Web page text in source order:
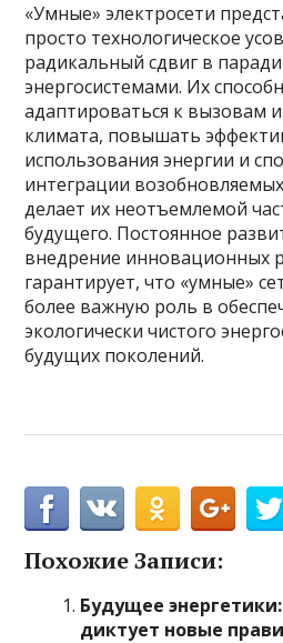
«Умные» электросети
просто технологическое
радикальный сдвиг в
энергосистемами. Их
адаптироваться к вызовам
климата, повышать
использования энергии и
интеграции
делает их неотъемлемой
будущего. Постоянное
внедрение инновационных
гарантирует, что «умные»
более важную роль в
экологически чистого
будущих поколений.
Похожие Записи:
Будущее
диктует новые